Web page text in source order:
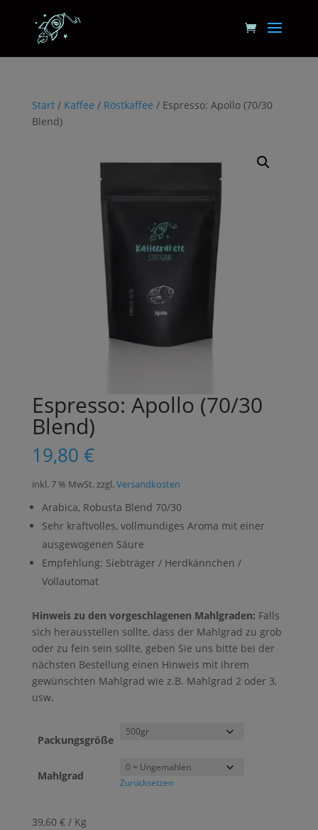
Start/ Kaffee / Röstkaffee / Espresso: Apollo (70/30
Blend)
Espresso: Apollo (70/30
Blend)
19,80 €
inkl. 7 % MwSt.zzgl.Versandkosten
Arabica, Robusta Blend 70/30
Sehr kraftvolles, vollmundiges Aroma mit einer
ausgewogenen Säure
Empfehlung: Siebträger / Herdkännchen /
Vollautomat
Hinweis zu den vorgeschlagenen Mahlgraden: Falls
sich herausstellen sollte, dass der Mahlgrad zu grob
oder zu fein sein sollte, geben Sie uns bitte bei der
nächsten Bestellung einen Hinweis mit ihrem
gewünschten Mahlgrad wie z.B. Mahlgrad 2 oder 3,
usw.
Packungsgröße
Mahlgrad
Zurücksetzen
39,60 € / Kg